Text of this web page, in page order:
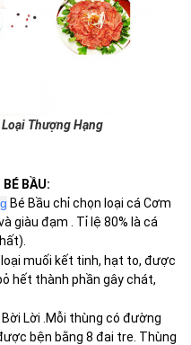
Thượng Hạng
BÉ BẦU:
Bé Bầu chỉ chọn loại cá Cơm
giàu đạm . Tỉ lệ 80% là cá
loại muối kết tinh, hạt to, được
hết thành phần gây chát,
Lời .Mỗi thùng có đường
bện bằng 8 đai tre. Thùng